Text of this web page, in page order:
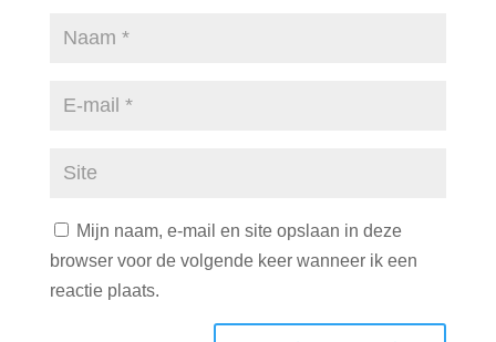
Mijn naam, e-mail en site opslaan in deze
browser voor de volgende keer wanneer ik een
reactie plaats.